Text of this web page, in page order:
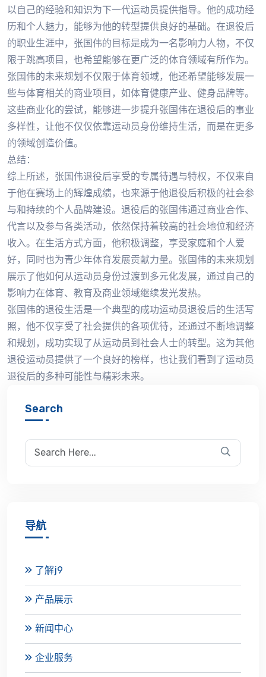
以自己的经验和知识为下一代运动员提供指导。他的成功经
历和个人魅力，能够为他的转型提供良好的基础。在退役后
的职业生涯中，张国伟的目标是成为一名影响力人物，不仅
限于跳高项目，也希望能够在更广泛的体育领域有所作为。
张国伟的未来规划不仅限于体育领域，他还希望能够发展一
些与体育相关的商业项目，如体育健康产业、健身品牌等。
这些商业化的尝试，能够进一步提升张国伟在退役后的事业
多样性，让他不仅仅依靠运动员身份维持生活，而是在更多
的领域创造价值。
总结：
综上所述，张国伟退役后享受的专属待遇与特权，不仅来自
于他在赛场上的辉煌成绩，也来源于他退役后积极的社会参
与和持续的个人品牌建设。退役后的张国伟通过商业合作、
代言以及参与各类活动，依然保持着较高的社会地位和经济
收入。在生活方式方面，他积极调整，享受家庭和个人爱
好，同时也为青少年体育发展贡献力量。张国伟的未来规划
展示了他如何从运动员身份过渡到多元化发展，通过自己的
影响力在体育、教育及商业领域继续发光发热。
张国伟的退役生活是一个典型的成功运动员退役后的生活写
照，他不仅享受了社会提供的各项优待，还通过不断地调整
和规划，成功实现了从运动员到社会人士的转型。这为其他
退役运动员提供了一个良好的榜样，也让我们看到了运动员
退役后的多种可能性与精彩未来。
Search
导航
了解j9
产品展示
新闻中心
企业服务